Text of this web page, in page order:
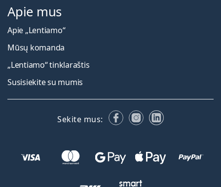
Apie mus
Apie „Lentiamo“
Mūsų komanda
„Lentiamo“ tinklaraštis
Susisiekite su mumis
Sekite mus: FacebookInstagram
LinkedIn